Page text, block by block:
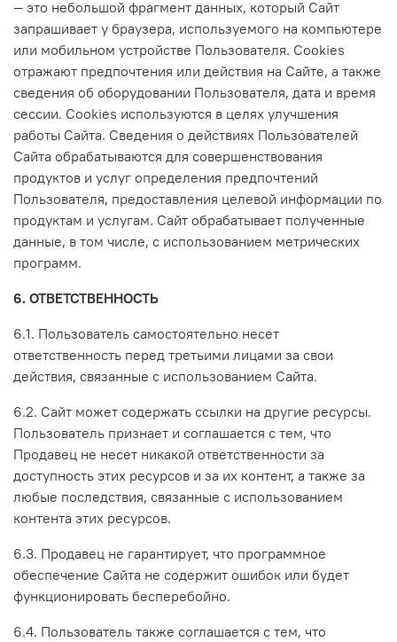
— это небольшой фрагмент данных, который Сайт
запрашивает у браузера, используемого на компьютере
или мобильном устройстве Пользователя. Cookies
отражают предпочтения или действия на Сайте, а также
сведения об оборудовании Пользователя, дата и время
сессии. Cookies используются в целях улучшения
работы Сайта. Сведения о действиях Пользователей
Сайта обрабатываются для совершенствования
продуктов и услуг определения предпочтений
Пользователя, предоставления целевой информации по
продуктам и услугам. Сайт обрабатывает полученные
данные, в том числе, с использованием метрических
программ.
6. ОТВЕТСТВЕННОСТЬ
6.1. Пользователь самостоятельно несет
ответственность перед третьими лицами за свои
действия, связанные с использованием Сайта.
6.2. Сайт может содержать ссылки на другие ресурсы.
Пользователь признает и соглашается с тем, что
Продавец не несет никакой ответственности за
доступность этих ресурсов и за их контент, а также за
любые последствия, связанные с использованием
контента этих ресурсов.
6.3. Продавец не гарантирует, что программное
обеспечение Сайта не содержит ошибок или будет
функционировать бесперебойно.
6.4. Пользователь также соглашается с тем, что